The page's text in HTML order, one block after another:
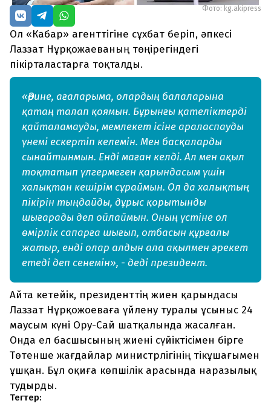
Фото: kg.akipress
Ол «Кабар» агенттігіне сұхбат беріп, әпкесі
Лаззат Нұрқожаеваның төңірегіндегі
пікірталастарға тоқталды.
«Әрине, ағаларыма, олардың балаларына
қатаң талап қоямын. Бұрынғы қателіктерді
қайталамауды, мемлекет ісіне араласпауды
үнемі ескертіп келемін. Мен басқаларды
сынайтынмын. Енді маған келді. Ал мен ақыл
тоқтатып үлгермеген қарындасым үшін
халықтан кешірім сұраймын. Ол да халықтың
пікірін тыңдайды, дұрыс қорытынды
шығарады деп ойлаймын. Оның үстіне ол
өмірлік сапарға шығып, отбасын құрғалы
жатыр, енді олар алдын ала ақылмен әрекет
етеді деп сенемін», - деді президент.
Айта кетейік, президенттің жиен қарындасы
Лаззат Нұрқожоеваға үйлену туралы ұсыныс 24
маусым күні Ору-Сай шатқалында жасалған.
Онда ел басшысының жиені сүйіктісімен бірге
Төтенше жағдайлар министрлігінің тікұшағымен
ұшқан. Бұл оқиға көпшілік арасында наразылық
тудырды.
Тегтер: